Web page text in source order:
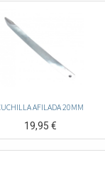
AFILADA 20MM
19,95€